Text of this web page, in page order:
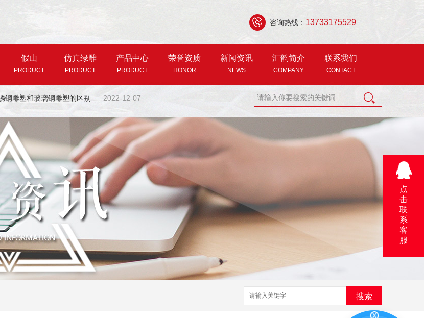
咨询热线： 13733175529
假山
PRODUCT
仿真绿雕
PRODUCT
产品中心
PRODUCT
荣誉资质
HONOR
新闻资讯
NEWS
汇韵简介
COMPANY
联系我们
CONTACT
钢雕塑和玻璃钢雕塑的区别
2022-12-07
的2点注意
计中有什么作用
2023-05-11
雕塑的设计要点
2023-04-03
搜索
点
击
联
系
客
服